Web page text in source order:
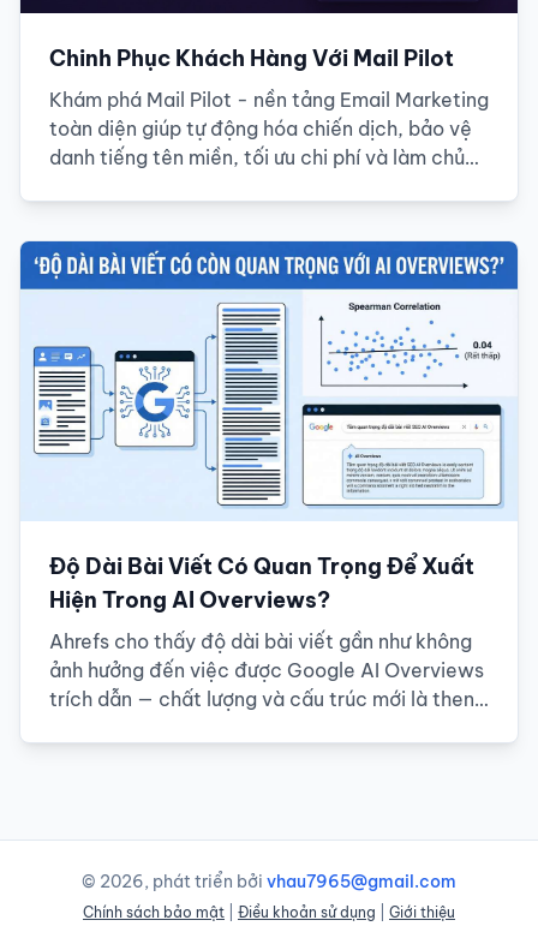
Chinh Phục Khách Hàng Với Mail Pilot
Khám phá Mail Pilot - nền tảng Email Marketing
toàn diện giúp tự động hóa chiến dịch, bảo vệ
danh tiếng tên miền, tối ưu chi phí và làm chủ
Độ Dài Bài Viết Có Quan Trọng Để Xuất
Hiện Trong AI Overviews?
Ahrefs cho thấy độ dài bài viết gần như không
ảnh hưởng đến việc được Google AI Overviews
trích dẫn — chất lượng và cấu trúc mới là then
© 2026, phát triển bởi vhau7965@gmail.com
Chính sách bảo mật Điều khoản sử dụng Giới thiệu